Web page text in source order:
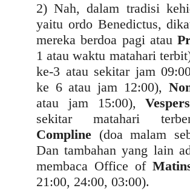
2) Nah, dalam tradisi
yaitu ordo Benedictus,
mereka berdoa pagi atau
1 atau waktu matahari
ke-3 atau sekitar jam
ke 6 atau jam 12:00),
atau jam 15:00),
sekitar matahari
Compline (doa malam
Dan tambahan yang lain
membaca Office of
21:00, 24:00, 03:00).